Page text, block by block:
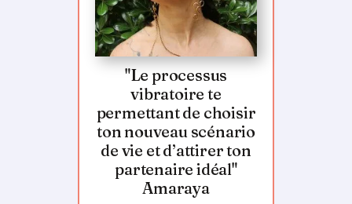
"Le processus
vibratoire te
permettant de choisir
ton nouveau scénario
de vie et d’attirer ton
partenaire idéal"
Amaraya